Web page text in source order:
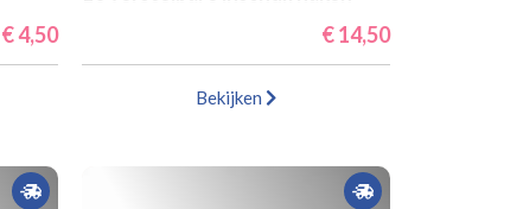
€ 4,50 € 14,50
Bekijken